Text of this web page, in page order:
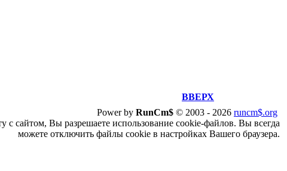
ВВЕРХ
Power by RunCm$ © 2003 - 2026 runcm$.org
сайтом, Вы разрешаете использование cookie-файлов. Вы всегда
можете отключить файлы cookie в настройках Вашего браузера.